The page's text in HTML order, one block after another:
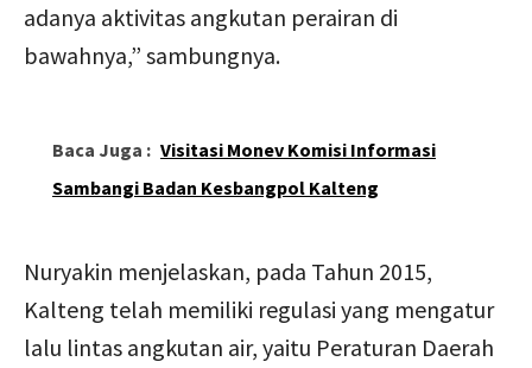
adanya aktivitas angkutan perairan di
bawahnya,” sambungnya.
Baca Juga : Visitasi Monev Komisi Informasi
Sambangi Badan Kesbangpol Kalteng
Nuryakin menjelaskan, pada Tahun 2015,
Kalteng telah memiliki regulasi yang mengatur
lalu lintas angkutan air, yaitu Peraturan Daerah